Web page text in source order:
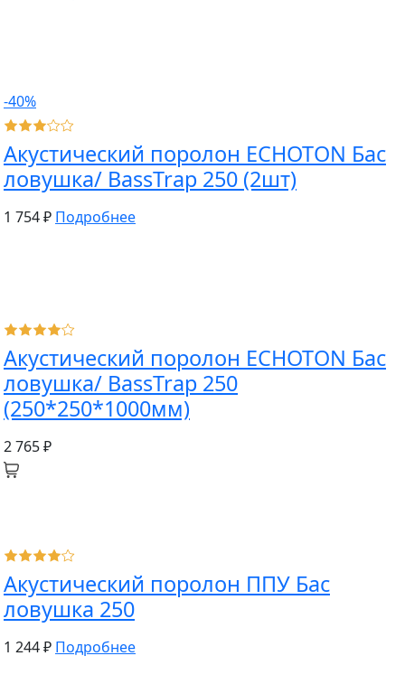
-40%
Акустический поролон ECHOTON Бас
ловушка/ BassTrap 250 (2шт)
1 754 ₽ Подробнее
Акустический поролон ECHOTON Бас
ловушка/ BassTrap 250
(250*250*1000мм)
2 765 ₽
Акустический поролон ППУ Бас
ловушка 250
1 244 ₽ Подробнее